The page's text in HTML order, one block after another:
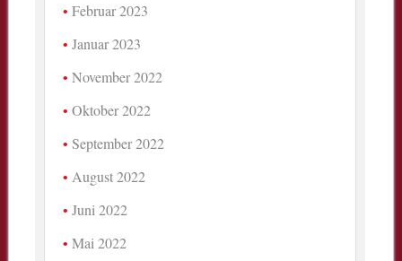
Februar 2023
Januar 2023
November 2022
Oktober 2022
September 2022
August 2022
Juni 2022
Mai 2022